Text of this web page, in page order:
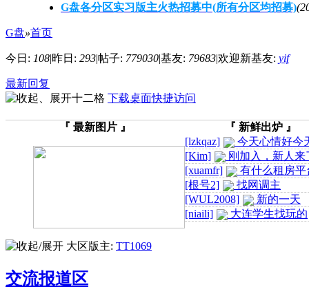
G盘各分区实习版主火热招募中(所有分区均招募)
G盘»首页
今日: 108|昨日: 293|帖子: 779030|基友: 79683|欢迎新基友: yif
最新回复
下载桌面快捷访问
『 最新图片 』 『 新鲜出炉 』
谁有这个小哥哥的(求
[lzkqaz]
今天心情好今
情好 ...
[Kim]
刚加入，新人来
有交 ...
[xuamfr]
有什么租房平
谱的么 ...
[根号2]
找网调主
[WUL2008]
新的一天
[niaili]
大连学生找玩的
大区版主: TT1069
交流报道区